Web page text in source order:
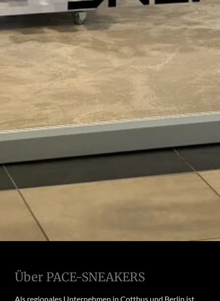
Über PACE-SNEAKERS
Als regionales Unternehmen in Cottbus und Berlin ist